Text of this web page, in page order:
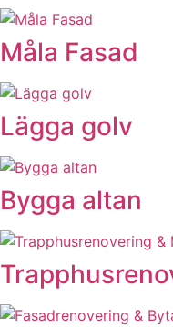
Måla Fasad
Lägga golv
Bygga altan